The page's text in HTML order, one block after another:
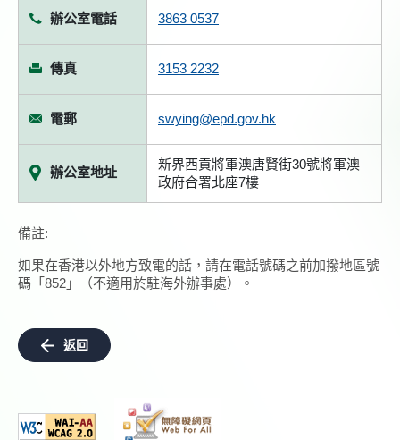
辦公室電話 3863 0537
傳真 3153 2232
電郵 swying@epd.gov.hk
辦公室地址
新界西貢將軍澳唐賢街30號將軍澳
政府合署北座7樓
備註:
如果在香港以外地方致電的話，請在電話號碼之前加撥地區號
碼「852」（不適用於駐海外辦事處）。
返回